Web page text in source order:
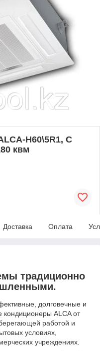
H60\5R1, С
квм
Доставка Оплата
традиционно
долговечные и
кондиционеры ALCA от
работой и
условиях,
учреждениях.